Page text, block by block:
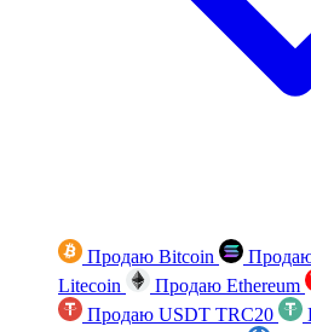
Продаю Bitcoin
Litecoin
Продаю Ethereum
Продаю USDT TRC20